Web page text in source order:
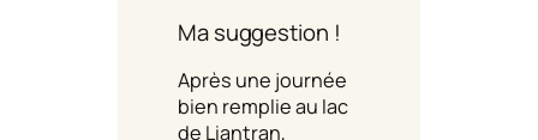
Ma suggestion !
Après une journée
bien remplie au lac
de Liantran,